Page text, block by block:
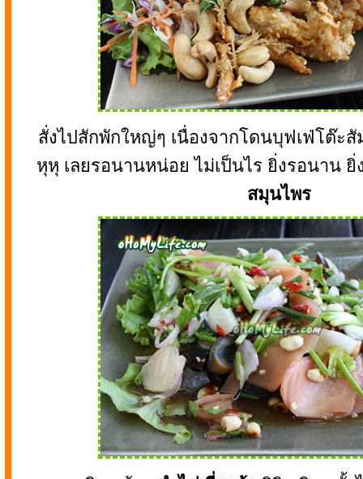
สั่งไปสักพักใหญ่ๆ เนื่องจากโดนบุฟเฟ่โต๊ะ
หุหุ เลยรอนานหน่อย ไม่เป็นไร ยิ่งรอนาน
สมุนไพร